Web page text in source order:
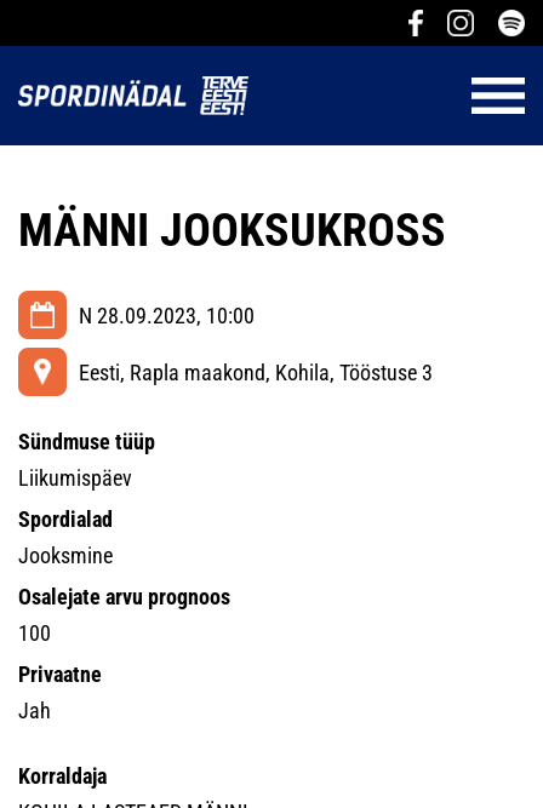
MÄNNI JOOKSUKROSS
N 28.09.2023, 10:00
Eesti, Rapla maakond, Kohila, Tööstuse 3
Sündmuse tüüp
Liikumispäev
Spordialad
Jooksmine
Osalejate arvu prognoos
100
Privaatne
Jah
Korraldaja